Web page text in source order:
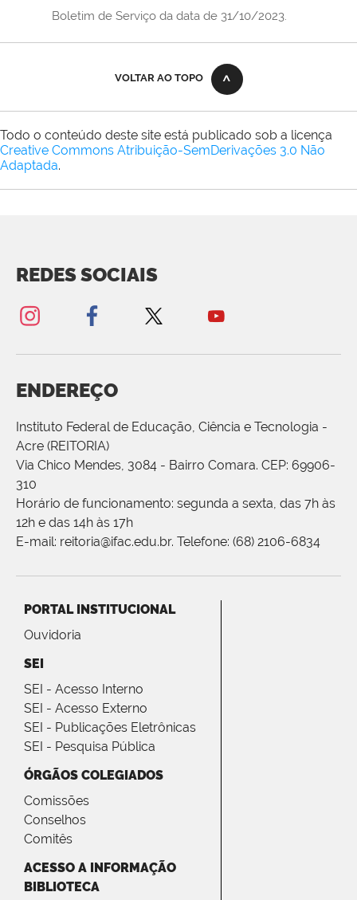
Boletim de Serviço da data de 31/10/2023.
VOLTAR AO TOPO
Todo o conteúdo deste site está publicado sob a licença
Creative Commons Atribuição-SemDerivações 3.0 Não
Adaptada.
REDES SOCIAIS
ENDEREÇO
Instituto Federal de Educação, Ciência e Tecnologia -
Acre (REITORIA)
Via Chico Mendes, 3084 - Bairro Comara. CEP: 69906-
310
Horário de funcionamento: segunda a sexta, das 7h às
12h e das 14h às 17h
E-mail: reitoria@ifac.edu.br. Telefone: (68) 2106-6834
PORTAL INSTITUCIONAL
Ouvidoria
SEI
SEI - Acesso Interno
SEI - Acesso Externo
SEI - Publicações Eletrônicas
SEI - Pesquisa Pública
ÓRGÃOS COLEGIADOS
Comissões
Conselhos
Comitês
ACESSO A INFORMAÇÃO
BIBLIOTECA